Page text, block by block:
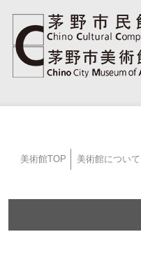
美術館TOP 美術館について